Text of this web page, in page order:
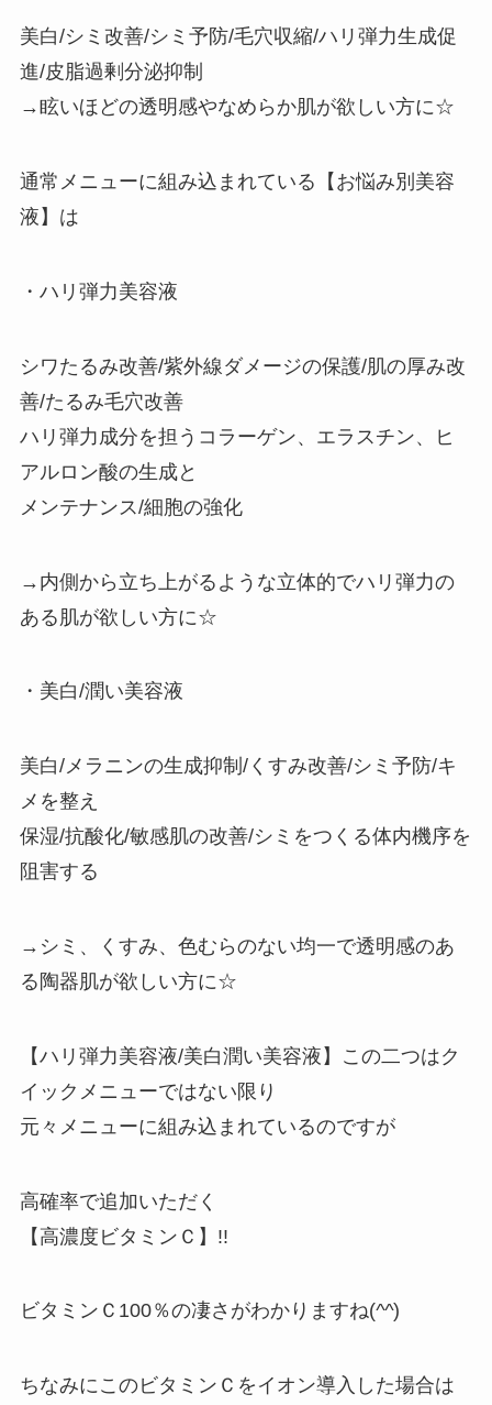
美白/シミ改善/シミ予防/毛穴収縮/ハリ弾力生成促
進/皮脂過剰分泌抑制
→眩いほどの透明感やなめらか肌が欲しい方に☆
通常メニューに組み込まれている【お悩み別美容
液】は
・ハリ弾力美容液
シワたるみ改善/紫外線ダメージの保護/肌の厚み改
善/たるみ毛穴改善
ハリ弾力成分を担うコラーゲン、エラスチン、ヒ
アルロン酸の生成と
メンテナンス/細胞の強化
→内側から立ち上がるような立体的でハリ弾力の
ある肌が欲しい方に☆
・美白/潤い美容液
美白/メラニンの生成抑制/くすみ改善/シミ予防/キ
メを整え
保湿/抗酸化/敏感肌の改善/シミをつくる体内機序を
阻害する
→シミ、くすみ、色むらのない均一で透明感のあ
る陶器肌が欲しい方に☆
【ハリ弾力美容液/美白潤い美容液】この二つはク
イックメニューではない限り
元々メニューに組み込まれているのですが
高確率で追加いただく
【高濃度ビタミンＣ】!!
ビタミンＣ100％の凄さがわかりますね(^^)
ちなみにこのビタミンＣをイオン導入した場合は